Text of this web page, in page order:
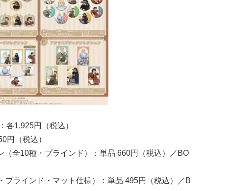
各1,925円（税込）
円（税込）
（全10種・ブラインド）：単品 660円（税込）／BO
ブラインド・マット仕様）：単品 495円（税込）／B